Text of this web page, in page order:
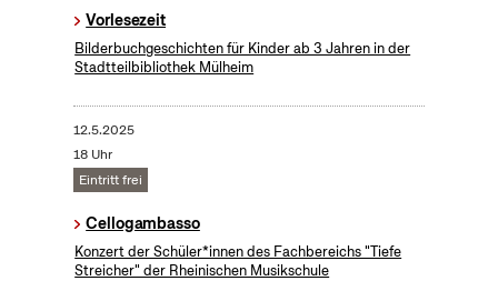
Vorlesezeit
Bilderbuchgeschichten für Kinder ab 3 Jahren in der
Stadtteilbibliothek Mülheim
12.5.2025
18 Uhr
Eintritt frei
Cellogambasso
Konzert der Schüler*innen des Fachbereichs "Tiefe
Streicher" der Rheinischen Musikschule